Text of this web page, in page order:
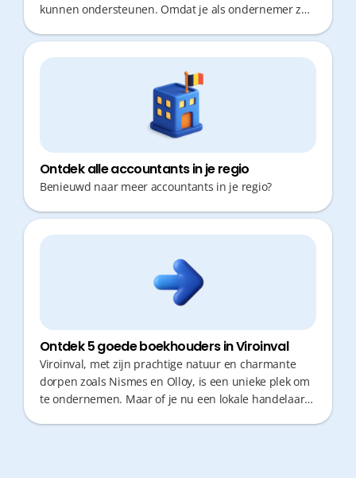
kunnen ondersteunen. Omdat je als ondernemer zo
verplaatsingen, is de keuze voor een efficiënte
partner cruciaal. Naast correcte cijfers zijn vooral
proactief fiscaal advies en snelle responstijden
doorslaggevende factoren voor een succesvolle
Ontdek alle accountants in je regio
Benieuwd naar meer accountants in je regio?
Ontdek 5 goede boekhouders in Viroinval
Viroinval, met zijn prachtige natuur en charmante
dorpen zoals Nismes en Olloy, is een unieke plek om
te ondernemen. Maar of je nu een lokale handelaar